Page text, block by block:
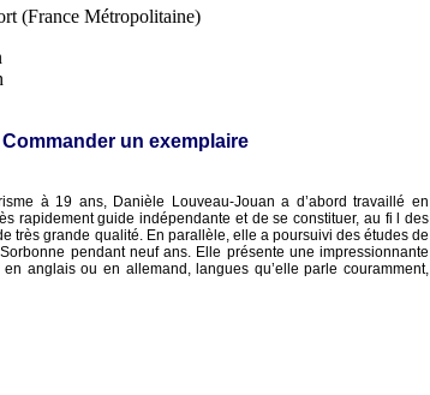
(France Métropolitaine)
Commander un exemplaire
à 19 ans, Danièle Louveau-Jouan a d’abord travaillé en
rapidement guide indépendante et de se constituer, au fi l des
très grande qualité. En parallèle, elle a poursuivi des études de
pendant neuf ans. Elle présente une impressionnante
anglais ou en allemand, langues qu’elle parle couramment,